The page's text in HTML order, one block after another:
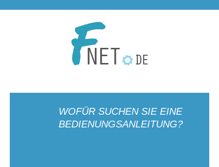
WOFÜR SUCHEN SIE EINE
BEDIENUNGSANLEITUNG?